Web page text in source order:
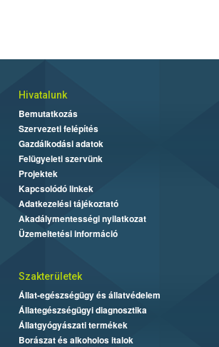
Hivatalunk
Bemutatkozás
Szervezeti felépítés
Gazdálkodási adatok
Felügyeleti szervünk
Projektek
Kapcsolódó linkek
Adatkezelési tájékoztató
Akadálymentességi nyilatkozat
Üzemeltetési információ
Szakterületek
Állat-egészségügy és állatvédelem
Állategészségügyi diagnosztika
Állatgyógyászati termékek
Borászat és alkoholos italok